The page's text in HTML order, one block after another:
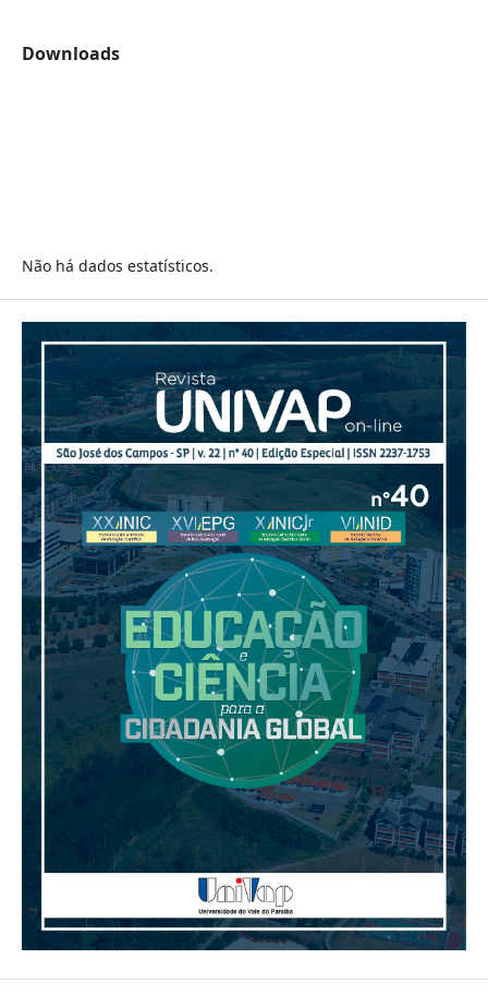
Downloads
Não há dados estatísticos.